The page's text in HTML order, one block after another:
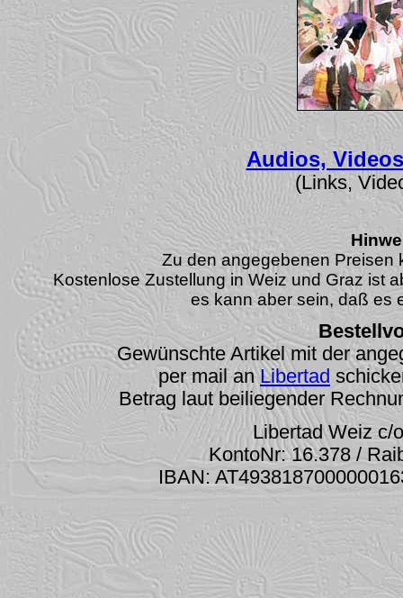
Audios,
(Links,
Zu den angegebenen Preisen
Kostenlose Zustellung in Weiz und Graz ist
es kann aber sein, daß es
Gewünschte Artikel mit der
per mail anLibertad
Betrag laut beiliegender
Libertad Weiz c/
KontoNr: 16.378 /
IBAN: